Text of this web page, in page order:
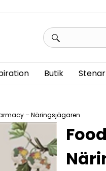
Sök
efter:
Butik
– Näringsjägaren